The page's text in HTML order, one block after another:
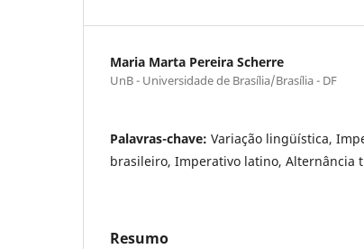
Maria Marta Pereira Scherre
UnB - Universidade de Brasília/Brasília - DF
Palavras-chave: Variação lingüística,
brasileiro, Imperativo latino, Alternância
Resumo